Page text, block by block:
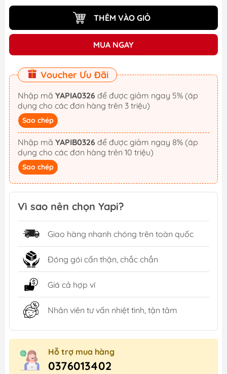
THÊM VÀO GIỎ
MUA NGAY
Voucher Ưu Đãi
Nhập mã YAPIA0326
dụng cho các đơn hàng trên 3 triệu)
Sao chép
Nhập mã YAPIB0326
dụng cho các đơn hàng trên 10 triệu)
Sao chép
Vì sao nên chọn Yapi?
Giao hàng nhanh chóng trên toàn quốc
Đóng gói cẩn thận, chắc chắn
Giá cả hợp ví
Nhân viên tư vấn nhiệt tình, tận tâm
Hỗ trợ mua hàng
0376013402